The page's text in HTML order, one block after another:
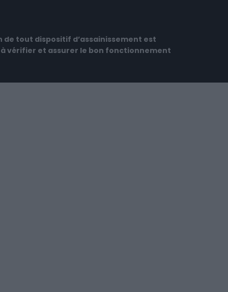
de tout dispositif d’assainissement est
vérifier et assurer le bon fonctionnement